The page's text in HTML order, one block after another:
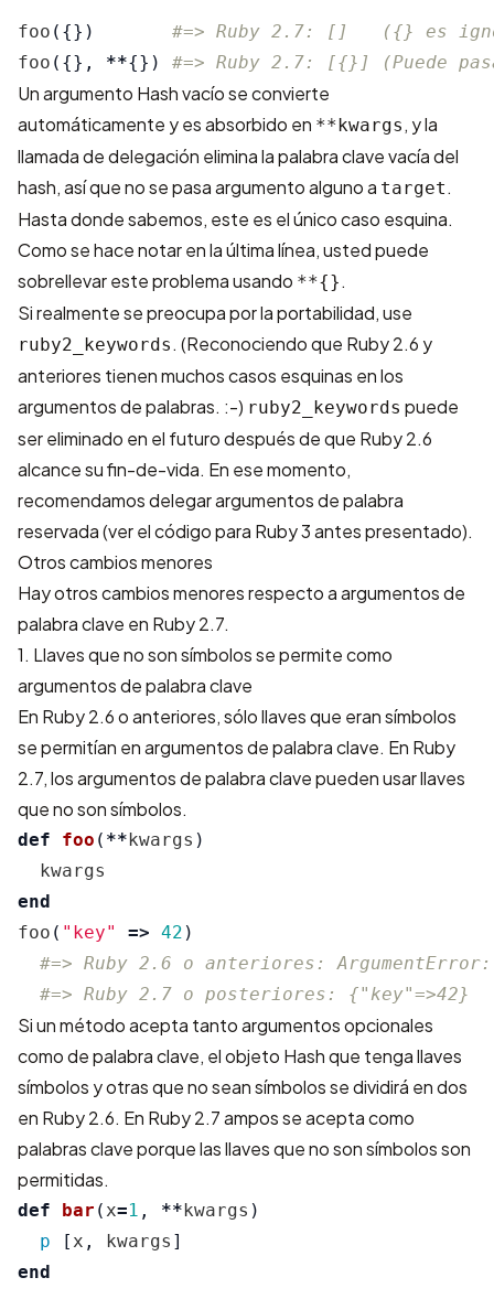
foo ({})
#=> Ruby 2.7: []   ({} es
foo ({}, **{}) #=> Ruby 2.7: [{}] (Puede
Un argumento Hash vacío se convierte
automáticamente y es absorbido en **kwargs , y la
llamada de delegación elimina la palabra clave vacía del
hash, así que no se pasa argumento alguno a target .
Hasta donde sabemos, este es el único caso esquina.
Como se hace notar en la última línea, usted puede
sobrellevar este problema usando **{} .
Si realmente se preocupa por la portabilidad, use
ruby2_keywords . (Reconociendo que Ruby 2.6 y
anteriores tienen muchos casos esquinas en los
argumentos de palabras. :-) ruby2_keywords puede
ser eliminado en el futuro después de que Ruby 2.6
alcance su fin-de-vida. En ese momento,
recomendamos delegar argumentos de palabra
reservada (ver el código para Ruby 3 antes presentado).
Otros cambios menores
Hay otros cambios menores respecto a argumentos de
palabra clave en Ruby 2.7.
1. Llaves que no son símbolos se permite como
argumentos de palabra clave
En Ruby 2.6 o anteriores, sólo llaves que eran símbolos
se permitían en argumentos de palabra clave. En Ruby
2.7, los argumentos de palabra clave pueden usar llaves
que no son símbolos.
def foo ( **kwargs )
kwargs
end
foo ( "key" => 42 )
#=> Ruby 2.6 o anteriores: ArgumentError:
#=> Ruby 2.7 o posteriores: {"key"=>42}
Si un método acepta tanto argumentos opcionales
como de palabra clave, el objeto Hash que tenga llaves
símbolos y otras que no sean símbolos se dividirá en dos
en Ruby 2.6. En Ruby 2.7 ampos se acepta como
palabras clave porque las llaves que no son símbolos son
permitidas.
def bar ( x=1 , **kwargs )
p
[ x , kwargs ]
end